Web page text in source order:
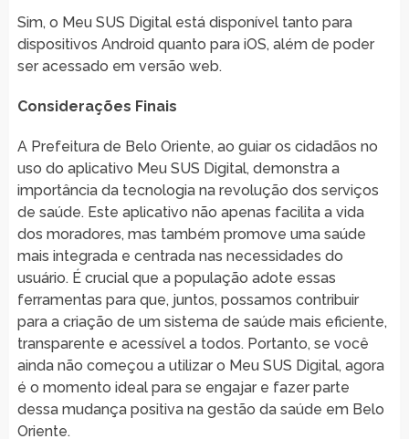
Sim, o Meu SUS Digital está disponível tanto para
dispositivos Android quanto para iOS, além de poder
ser acessado em versão web.
Considerações Finais
A Prefeitura de Belo Oriente, ao guiar os cidadãos no
uso do aplicativo Meu SUS Digital, demonstra a
importância da tecnologia na revolução dos serviços
de saúde. Este aplicativo não apenas facilita a vida
dos moradores, mas também promove uma saúde
mais integrada e centrada nas necessidades do
usuário. É crucial que a população adote essas
ferramentas para que, juntos, possamos contribuir
para a criação de um sistema de saúde mais eficiente,
transparente e acessível a todos. Portanto, se você
ainda não começou a utilizar o Meu SUS Digital, agora
é o momento ideal para se engajar e fazer parte
dessa mudança positiva na gestão da saúde em Belo
Oriente.